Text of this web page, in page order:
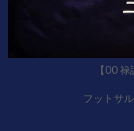
【00
フットサ